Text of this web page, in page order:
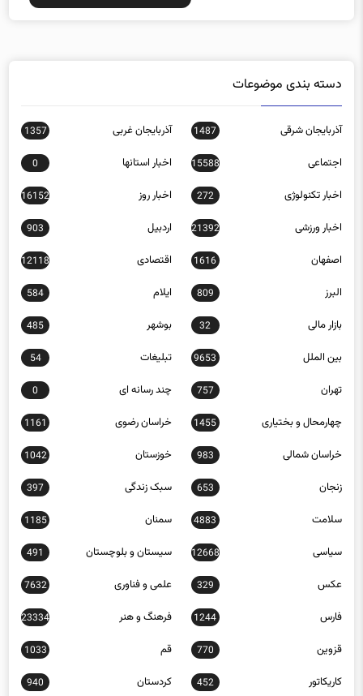
دسته بندی موضوعات
آذربایجان شرقی 1487 آذربایجان غربی 1357
اجتماعی 15588 اخبار استانها 0
اخبار تکنولوژی 272 اخبار روز 16152
اخبار ورزشی 21392 اردبیل 903
اصفهان 1616 اقتصادی 12118
البرز 809 ایلام 584
بازار مالی 32 بوشهر 485
بین الملل 9653 تبلیغات 54
تهران 757 چند رسانه ای 0
چهارمحال و بختیاری 1455 خراسان رضوی 1161
خراسان شمالی 983 خوزستان 1042
زنجان 653 سبک زندگی 397
سلامت 4883 سمنان 1185
سیاسی 12668 سیستان و بلوچستان 491
عکس 329 علمی و فناوری 7632
فارس 1244 فرهنگ و هنر 23334
قزوین 770 قم 1033
کاریکاتور 452 کردستان 940